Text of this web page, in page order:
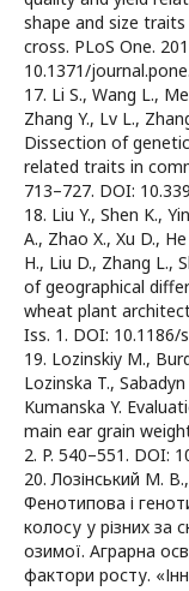
shape and size
cross. PLoS One.
10.1371/
17. Li S., Wang L.,
Zhang Y., Lv L.,
Dissection of
related traits in
713–727. DOI:
18. Liu Y., Shen K.,
A., Zhao X., Xu D.,
H., Liu D., Zhang L.,
of geographical
wheat plant
Iss. 1. DOI: 10.1186/
19. Lozinskiy M.,
Lozinska T.,
Kumanska Y.
main ear grain
2. P. 540–551. DOI:
20. Лозінський М.
Фенотипова і
колосу у різних за
озимої. Аграрна
фактори росту.